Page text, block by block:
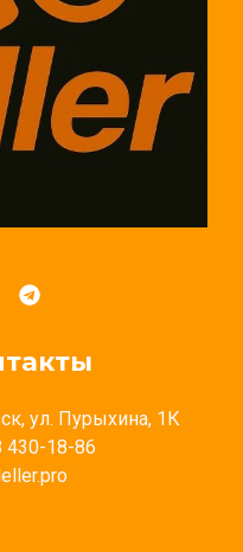
ул. Пурыхина, 1К
430-18-86